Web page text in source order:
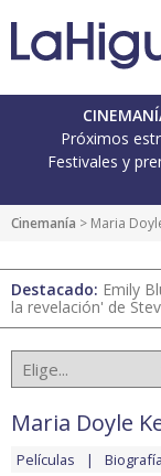
Próximos
Festivales y
Cinemanía > Maria
Destacado: Emily
la revelación' de
Maria Doyle
Películas Biografía